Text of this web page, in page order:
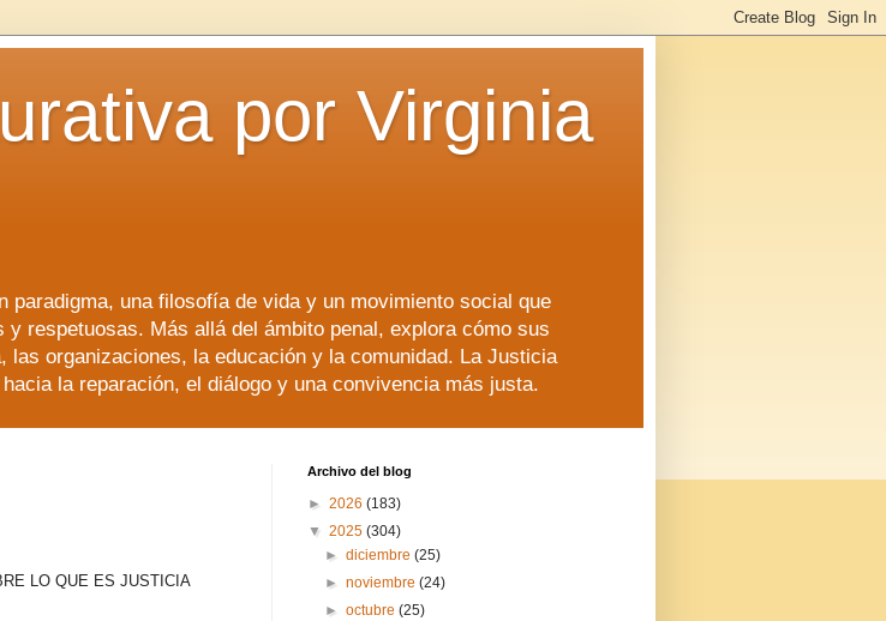
por Virginia
paradigma, una filosofía de vida y un movimiento social que
respetuosas. Más allá del ámbito penal, explora cómo sus
organizaciones, la educación y la comunidad. La Justicia
la reparación, el diálogo y una convivencia más justa.
LO QUE ES JUSTICIA
Archivo del blog
► 2026 (183)
▼ 2025 (304)
►diciembre(25)
►noviembre(24)
►octubre(25)